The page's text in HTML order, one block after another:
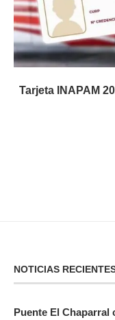
Tarjeta INAPAM
NOTICIAS
Puente El Chaparral